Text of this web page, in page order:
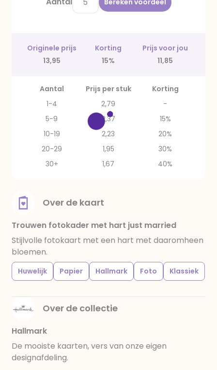
Originele prijs Korting
Prijs voor jou
13,95
15% 11,85
Aantal Prijs per stuk
Korting
1-4
2,79
-
5-9
2,37
15%
10-19
2,23
20%
20-29
1,95
30%
30+
1,67 40%
Over de kaart
Trouwen fotokader met hart just married
Stijlvolle fotokaart met een hart met daaromheen
bloemen.
Huwelijk Papier Hallmark Foto Klassiek
Over de collectie
Hallmark
De mooiste kaarten, vers van onze eigen
designafdeling.